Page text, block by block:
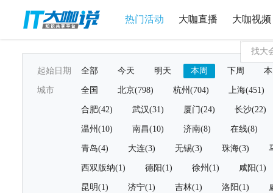
热门活动 大咖直播 大咖视频
起始日期 全部 今天 明天 本周 下周
城市 全国 北京(798) 杭州(704) 上海(451)
合肥(42) 武汉(31) 厦门(24) 长沙(22)
温州(10) 南昌(10) 济南(8) 在线(8)
青岛(4) 大连(3) 无锡(3) 珠海(3)
西双版纳(1) 德阳(1) 徐州(1) 咸阳(1)
昆明(1) 济宁(1) 吉林(1) 洛阳(1)